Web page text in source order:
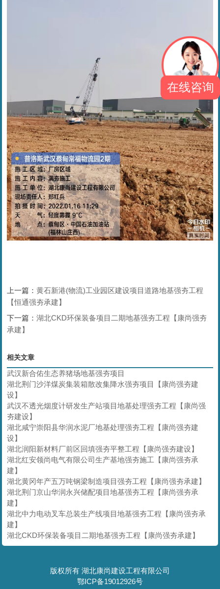
上一篇：黄石新港(物流)工业园区建设项目道路地基强夯工程
【恒通强夯承建】
下一篇：湖北CKD环保装备项目二期地基强夯工程【康尚强夯
承建】
相关文章
武汉新合佑生态养猪场地基强夯项目
湖北荆门沙洋煤炭集装箱散改集降水强夯项目【康尚强夯建
设】
武汉不透光烟度计研发生产站项目地基处理强夯工程【康尚强
夯建设】
湖北咸宁崇阳县华润水泥厂地基处理强夯工程【康尚强夯建
设】
湖北润阳新材料厂前区回填强夯平整工程【康尚强夯建设】
湖北红安领尚电气有限公司生产基地强夯施工【康尚强夯承
建】
湖北黄冈年产五万吨钢梁制造项目强夯工程【康尚强夯承建】
湖北荆门京山华润永兴储配项目地基强夯工程【康尚强夯承
建】
湖北中力电动叉车总装生产线项目地基强夯工程【康尚强夯承
建】
湖北CKD环保装备项目二期地基强夯工程【康尚强夯承建】
版权所有 湖北康尚建设工程有限公司
鄂ICP备19012926号
在线咨询